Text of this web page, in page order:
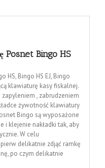
Posnet Bingo HS
HS, Bingo HS EJ, Bingo
klawiaturę kasy fiskalnej.
, zabrudzeniem
żywotność klawiatury
Bingo są wyposażone
i klejenie nakładki tak, aby
W celu
delikatnie zdjąć ramkę
po czym delikatnie